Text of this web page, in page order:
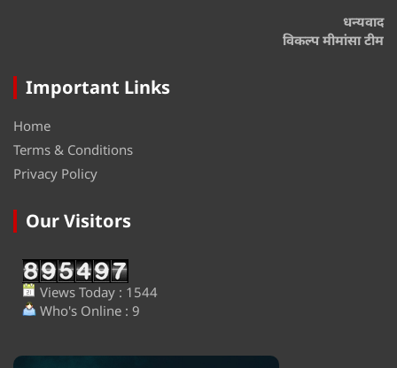
धन्यवाद
विकल्प मीमांसा टीम
Important Links
Home
Terms & Conditions
Privacy Policy
Our Visitors
Views Today : 1544
Who's Online : 9